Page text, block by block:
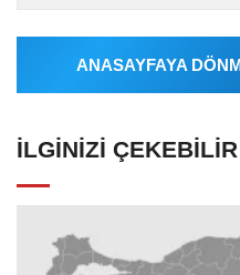
tarafından
ANASAYFAYA
İLGINIZI ÇEKEBILIR